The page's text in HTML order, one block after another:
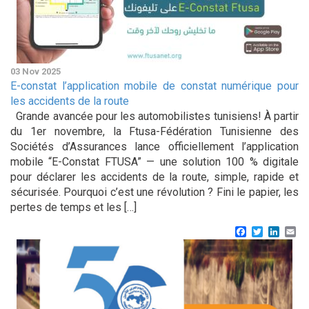
03 Nov 2025
E-constat l’application mobile de constat numérique pour
les accidents de la route
Grande avancée pour les automobilistes tunisiens! À partir
du 1er novembre, la Ftusa-Fédération Tunisienne des
Sociétés d’Assurances lance officiellement l’application
mobile “E-Constat FTUSA” — une solution 100 % digitale
pour déclarer les accidents de la route, simple, rapide et
sécurisée. Pourquoi c’est une révolution ? Fini le papier, les
pertes de temps et les […]
Facebook
Twitter